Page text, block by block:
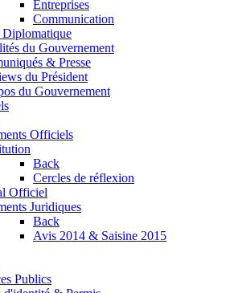
Entreprises
Communication
Diplomatique
du Gouvernement
& Presse
du Président
du Gouvernement
Officiels
Back
Cercles de réflexion
Officiel
Juridiques
Back
Avis 2014 & Saisine 2015
Publics